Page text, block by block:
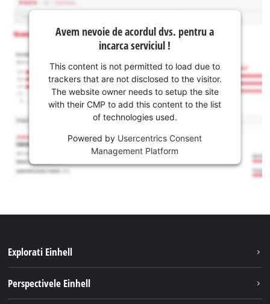
Avem nevoie de acordul dvs. pentru a
incarca serviciul !
This content is not permitted to load due to
trackers that are not disclosed to the visitor.
The website owner needs to setup the site
with their CMP to add this content to the list
of technologies used.
Powered by Usercentrics Consent
Management Platform
Explorati Einhell
Perspectivele Einhell